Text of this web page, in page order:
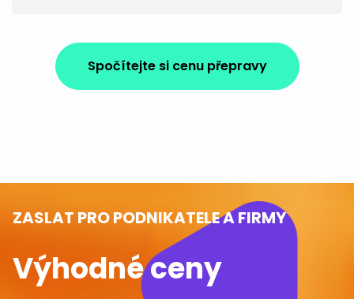
Spočítejte si cenu přepravy
ZASLAT PRO PODNIKATELE A FIRMY
Výhodné ceny